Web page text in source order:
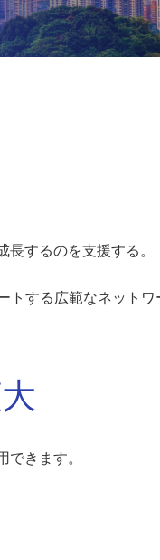
するのを支援する。
トする広範なネット
できます。